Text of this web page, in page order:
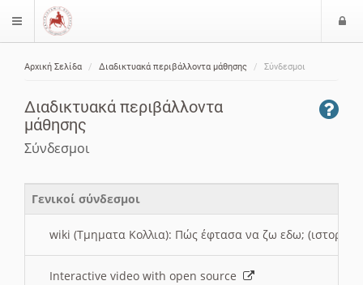
$langMenu
Αρχική Σελίδα Διαδικτυακά περιβάλλοντα μάθησης Σύνδεσμοι
Διαδικτυακά περιβάλλοντα
μάθησης
Σύνδεσμοι
Γενικοί σύνδεσμοι
wiki (Τμηματα Κολλια): Πώς έφτασα να ζω εδω; (ιστορια)
Interactive video with open source